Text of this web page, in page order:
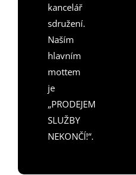
kancelář
sdružení.
Naším
hlavním
mottem
je
„PRODEJEM
SLUŽBY
NEKONČÍ!“.